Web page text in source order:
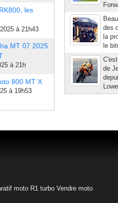
les
à 21h43
MT 07 2025
à 21h
800 MT X
à 19h53
des
la
le
de
moto R1 turbo Vendre moto